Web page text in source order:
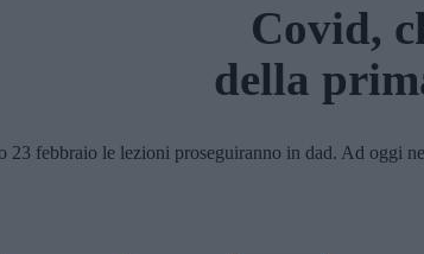
Covid,
della
febbraio le lezioni proseguiranno in dad. Ad oggi